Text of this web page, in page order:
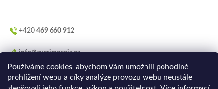
Používáme cookies, abychom Vám umožnili pohodlné
prohlížení webu a díky analýze provozu webu neustále
+420 469 660 912
info@zverimexaja.cz